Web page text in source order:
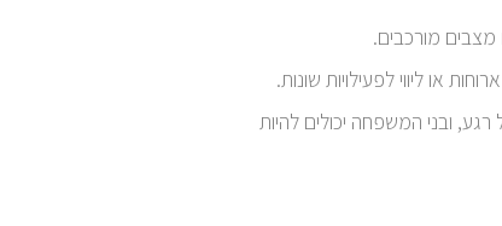
מורכבים.
או ליווי לפעילויות שונות.
ובני המשפחה יכולים להיות